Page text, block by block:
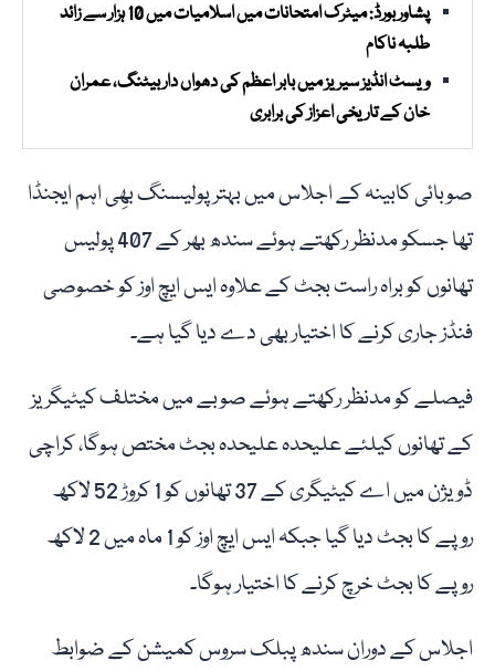
پشاور بورڈ: میٹرک امتحانات میں اسلامیات میں 10 ہزار سے زائد
طلبہ ناکام
ویسٹ انڈیز سیریز میں بابر اعظم کی دھواں دار بیٹنگ، عمران
خان کے تاریخی اعزاز کی برابری
صوبائی کابینہ کے اجلاس میں بہتر پولیسنگ بھِی اہم ایجنڈا
تھا جسکو مدنظر رکھتے ہوئے سندھ بھر کے 407 پولیس
تھانوں کو براہ راست بجٹ کے علاوہ ایس ایچ اوز کو خصوصی
فنڈز جاری کرنے کا اختیار بھی دے دیا گیا ہے۔
فیصلے کو مدنظر رکھتے ہوئے صوبے میں مختلف کیٹیگریز
کے تھانوں کیلئے علیحدہ علیحدہ بجٹ مختص ہوگا، کراچی
ڈویژن میں اے کیٹیگری کے 37 تھانوں کو 1 کروڑ 52 لاکھ
روپے کا بجٹ دیا گیا جبکہ ایس ایچ اوز کو 1 ماہ میں 2 لاکھ
روپے کا بجٹ خرچ کرنے کا اختیار ہوگا۔
اجلاس کے دوران سندھ پبلک سروس کمیشن کے ضوابط